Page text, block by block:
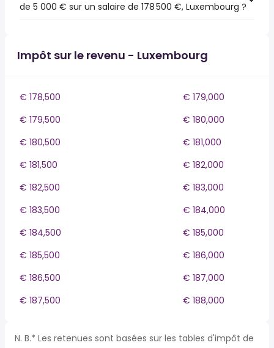
de 5 000 € sur un salaire de 178 500 €, Luxembourg ?
Impôt sur le revenu - Luxembourg
€ 178,500
€ 179,000
€ 179,500
€ 180,000
€ 180,500
€ 181,000
€ 181,500
€ 182,000
€ 182,500
€ 183,000
€ 183,500
€ 184,000
€ 184,500
€ 185,000
€ 185,500
€ 186,000
€ 186,500
€ 187,000
€ 187,500
€ 188,000
N. B.* Les retenues sont basées sur les tables d'impôt de